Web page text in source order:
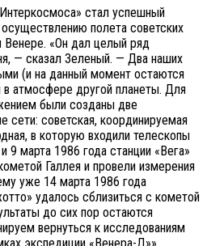
стал успешный
полета советских
Венере. «Он дал целый ряд
— сказал Зеленый. — Два наших
(и на данный момент остаются
в атмосфере другой планеты. Для
были созданы две
сети: советская, координируемая
в которую входили телескопы
9 марта 1986 года станции «Вега»
Галлея и провели измерения
уже 14 марта 1986 года
удалось сблизиться с кометой
до сих пор остаются
вернуться к исследованиям